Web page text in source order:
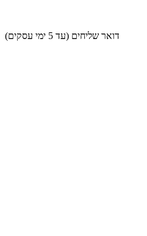
(עד 5 ימי עסקים) דואר שליחים